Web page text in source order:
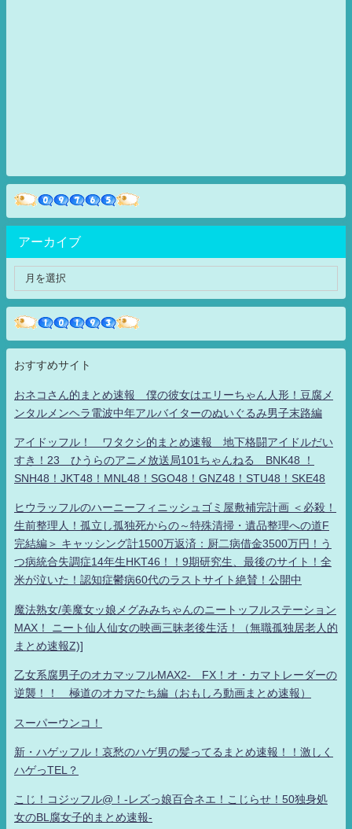
アーカイブ
おすすめサイト
おネコさん的まとめ速報 僕の彼女はエリーちゃん人形！豆腐メ
ンタルメンヘラ電波中年アルバイターのぬいぐるみ男子末路編
アイドッフル！ ワタクシ的まとめ速報 地下格闘アイドルだい
すき！23 ひうらのアニメ放送局101ちゃんねる BNK48 ！
SNH48！JKT48！MNL48！SGO48！GNZ48！STU48！SKE48
ヒウラッフルのハーニーフィニッシュゴミ屋敷補完計画 ＜必殺！
生前整理人！孤立し孤独死からの～特殊清掃・遺品整理への道F
完結編＞ キャッシング計1500万返済：厨二病借金3500万円！う
つ病統合失調症14年生HKT46！！9期研究生、最後のサイト！全
米が泣いた！認知症鬱病60代のラストサイト絶賛！公開中
魔法熟女/美魔女ッ娘メグみみちゃんのニートッフルステーション
MAX！ ニート仙人仙女の映画三昧老後生活！（無職孤独居老人的
まとめ速報Z)]
乙女系腐男子のオカマッフルMAX2- FX！オ・カマトレーダーの
逆襲！！ 極道のオカマたち編（おもしろ動画まとめ速報）
スーパーウンコ！
新・ハゲッフル！哀愁のハゲ男の髪ってるまとめ速報！！激しく
ハゲっTEL？
こじ！コジッフル@！-レズっ娘百合ネエ！こじらせ！50独身処
女のBL腐女子的まとめ速報-